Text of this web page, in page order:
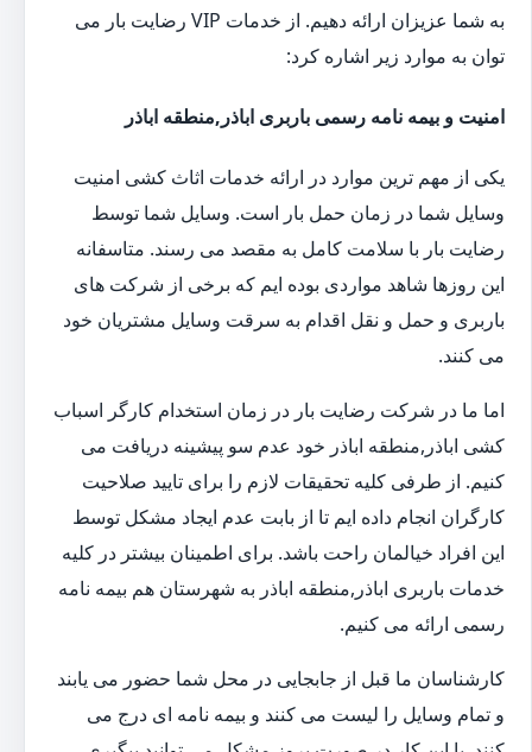
به شما عزیزان ارائه دهیم. از خدمات VIP رضایت بار می
توان به موارد زیر اشاره کرد:
امنیت و بیمه نامه رسمی باربری اباذر,منطقه اباذر
یکی از مهم ترین موارد در ارائه خدمات اثاث کشی امنیت
وسایل شما در زمان حمل بار است. وسایل شما توسط
رضایت بار با سلامت کامل به مقصد می رسند. متاسفانه
این روزها شاهد مواردی بوده ایم که برخی از شرکت های
باربری و حمل و نقل اقدام به سرقت وسایل مشتریان خود
می کنند.
اما ما در شرکت رضایت بار در زمان استخدام کارگر اسباب
کشی اباذر,منطقه اباذر خود عدم سو پیشینه دریافت می
کنیم. از طرفی کلیه تحقیقات لازم را برای تایید صلاحیت
کارگران انجام داده ایم تا از بابت عدم ایجاد مشکل توسط
این افراد خیالمان راحت باشد. برای اطمینان بیشتر در کلیه
خدمات باربری اباذر,منطقه اباذر به شهرستان هم بیمه نامه
رسمی ارائه می کنیم.
کارشناسان ما قبل از جابجایی در محل شما حضور می یابند
و تمام وسایل را لیست می کنند و بیمه نامه ای درج می